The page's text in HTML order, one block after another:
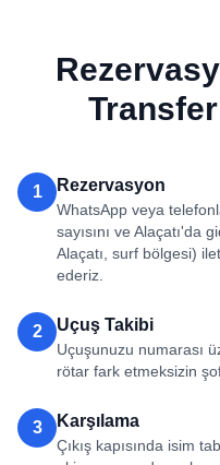
1 Rezervasyon
WhatsApp veya
sayısını ve Alaçatı'da
Alaçatı, surf bölgesi)
ederiz.
2 Uçuş Takibi
Uçuşunuzu numarası
rötar fark etmeksizin
3 Karşılama
Çıkış kapısında isim